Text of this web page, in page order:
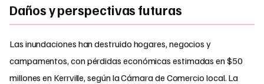
Daños y perspectivas futuras
Las inundaciones han destruido hogares, negocios y
campamentos, con pérdidas económicas estimadas en $50
millones en Kerrville, según la Cámara de Comercio local. La